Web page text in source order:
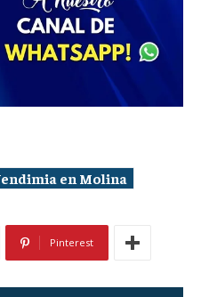
en Molina
Pinterest